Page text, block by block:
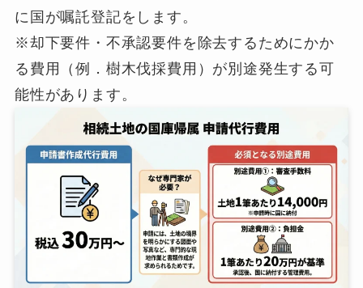
に国が嘱託登記をします。
※却下要件・不承認要件を除去するためにかか
る費用（例．樹木伐採費用）が別途発生する可
能性があります。